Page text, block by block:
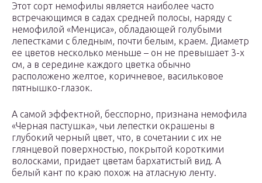
Этот сорт немофилы является наиболее часто
встречающимся в садах средней полосы, наряду с
немофилой «Менциса», обладающей голубыми
лепестками с бледным, почти белым, краем. Диаметр
ее цветов несколько меньше – он не превышает 3-х
см, а в середине каждого цветка обычно
расположено желтое, коричневое, васильковое
пятнышко-глазок.
А самой эффектной, бесспорно, признана немофила
«Черная пастушка», чьи лепестки окрашены в
глубокий черный цвет, что, в сочетании с их не
глянцевой поверхностью, покрытой короткими
волосками, придает цветам бархатистый вид. А
белый кант по краю похож на атласную ленту.